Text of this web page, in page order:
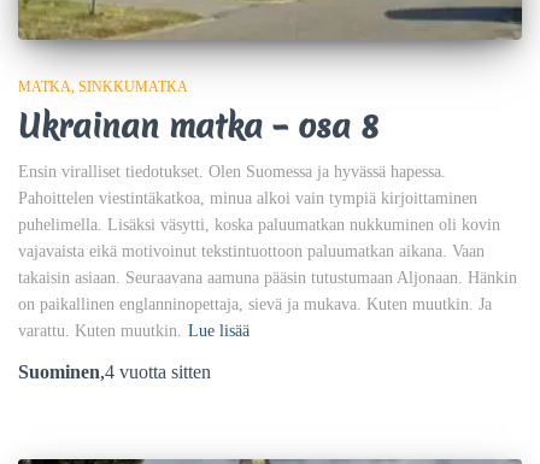
MATKA SINKKUMATKA
Ukrainan matka – osa 8
Ensin viralliset tiedotukset. Olen Suomessa ja hyvässä hapessa.
Pahoittelen viestintäkatkoa, minua alkoi vain tympiä kirjoittaminen
puhelimella. Lisäksi väsytti, koska paluumatkan nukkuminen oli kovin
vajavaista eikä motivoinut tekstintuottoon paluumatkan aikana. Vaan
takaisin asiaan. Seuraavana aamuna pääsin tutustumaan Aljonaan. Hänkin
on paikallinen englanninopettaja, sievä ja mukava. Kuten muutkin. Ja
varattu. Kuten muutkin. Lue lisää
Suominen,4 vuotta sitten